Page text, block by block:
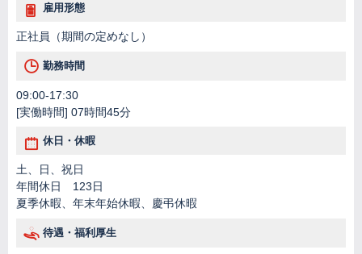
雇用形態
正社員（期間の定めなし）
勤務時間
09:00-17:30
[実働時間] 07時間45分
休日・休暇
土、日、祝日
年間休日 123日
夏季休暇、年末年始休暇、慶弔休暇
待遇・福利厚生